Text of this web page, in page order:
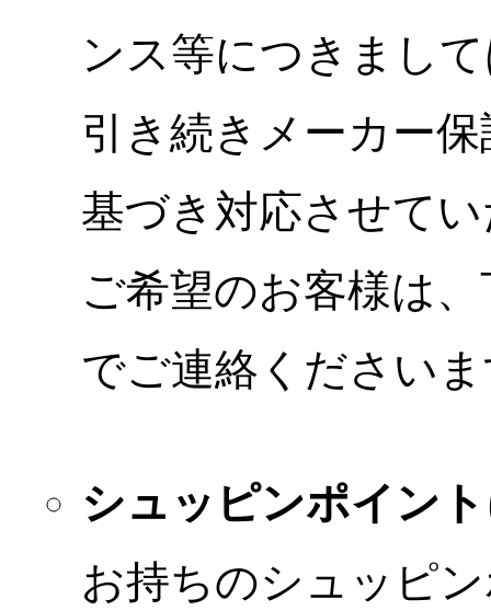
ンス等につきまし
引き続きメーカー
基づき対応させて
ご希望のお客様は
でご連絡ください
シュッピンポイン
お持ちのシュッピ